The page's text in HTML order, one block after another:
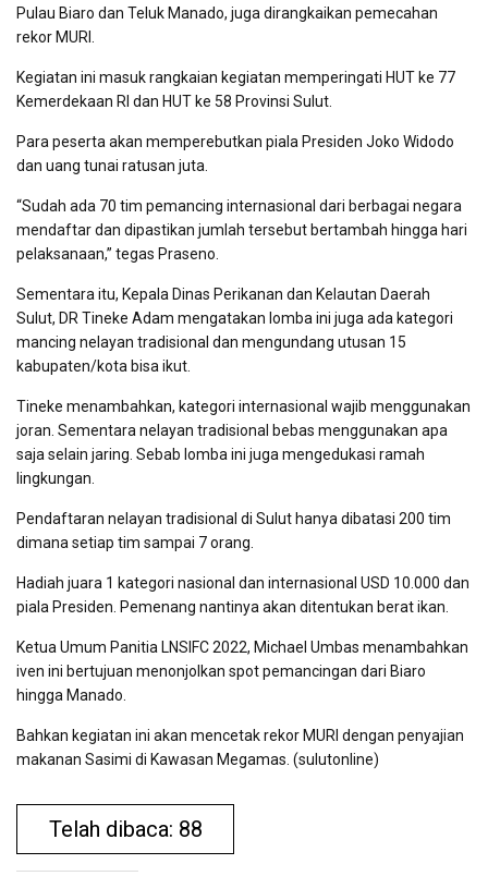
Pulau Biaro dan Teluk Manado, juga dirangkaikan pemecahan
rekor MURI.
Kegiatan ini masuk rangkaian kegiatan memperingati HUT ke 77
Kemerdekaan RI dan HUT ke 58 Provinsi Sulut.
Para peserta akan memperebutkan piala Presiden Joko Widodo
dan uang tunai ratusan juta.
“Sudah ada 70 tim pemancing internasional dari berbagai negara
mendaftar dan dipastikan jumlah tersebut bertambah hingga hari
pelaksanaan,” tegas Praseno.
Sementara itu, Kepala Dinas Perikanan dan Kelautan Daerah
Sulut, DR Tineke Adam mengatakan lomba ini juga ada kategori
mancing nelayan tradisional dan mengundang utusan 15
kabupaten/kota bisa ikut.
Tineke menambahkan, kategori internasional wajib menggunakan
joran. Sementara nelayan tradisional bebas menggunakan apa
saja selain jaring. Sebab lomba ini juga mengedukasi ramah
lingkungan.
Pendaftaran nelayan tradisional di Sulut hanya dibatasi 200 tim
dimana setiap tim sampai 7 orang.
Hadiah juara 1 kategori nasional dan internasional USD 10.000 dan
piala Presiden. Pemenang nantinya akan ditentukan berat ikan.
Ketua Umum Panitia LNSIFC 2022, Michael Umbas menambahkan
iven ini bertujuan menonjolkan spot pemancingan dari Biaro
hingga Manado.
Bahkan kegiatan ini akan mencetak rekor MURI dengan penyajian
makanan Sasimi di Kawasan Megamas. (sulutonline)
Telah dibaca: 88